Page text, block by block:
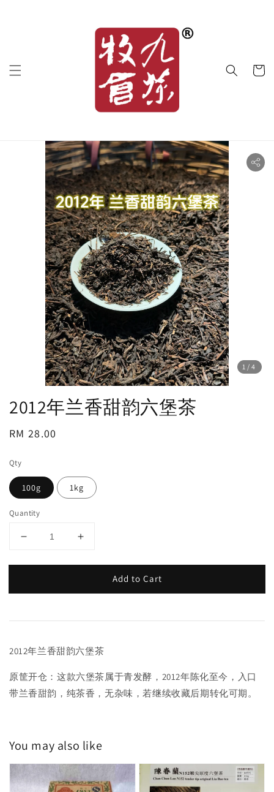
1 /4
2012年兰香甜韵六堡茶
Regular
RM 28.00
Qty
100g 1kg
Quantity
Add to Cart
2012年兰香甜韵六堡茶
原筐开仓：这款六堡茶属于青发酵，2012年陈化至今，入口
带兰香甜韵，纯茶香，无杂味，若继续收藏后期转化可期。
You may also like